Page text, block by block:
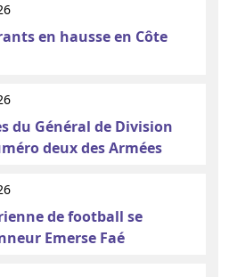
en hausse en Côte
du Général de Division
deux des Armées
de football se
Emerse Faé